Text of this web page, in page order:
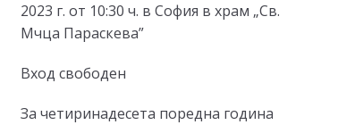
2023 г. от 10:30 ч. в София в храм „Св.
Мчца Параскева”
Вход свободен
За четиринадесета поредна година